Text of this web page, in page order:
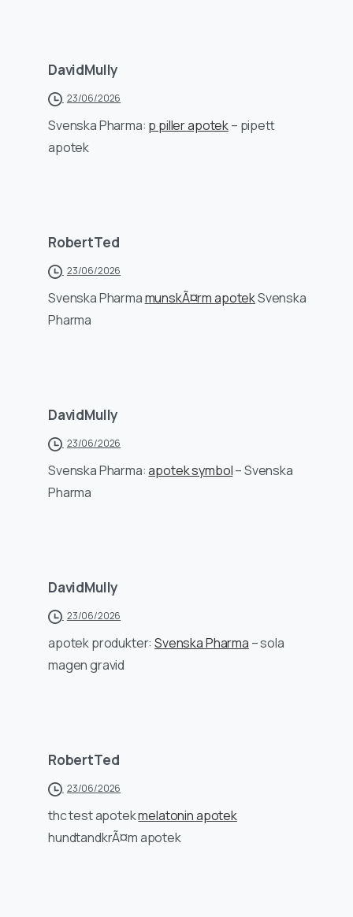
DavidMully
23/06/2026
Svenska Pharma: p piller apotek– pipett
apotek
RobertTed
23/06/2026
Svenska PharmamunskÃ¤rm apotekSvenska
Pharma
DavidMully
23/06/2026
Svenska Pharma:apotek symbol– Svenska
Pharma
DavidMully
23/06/2026
apotek produkter:Svenska Pharma – sola
magen gravid
RobertTed
23/06/2026
thc test apotekmelatonin apotek
hundtandkrÃ¤m apotek